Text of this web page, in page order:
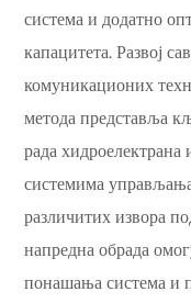
система и додатно
капацитета. Развој
комуникационих
метода представља
рада
системима
различитих извора
напредна обрада
понашања система и